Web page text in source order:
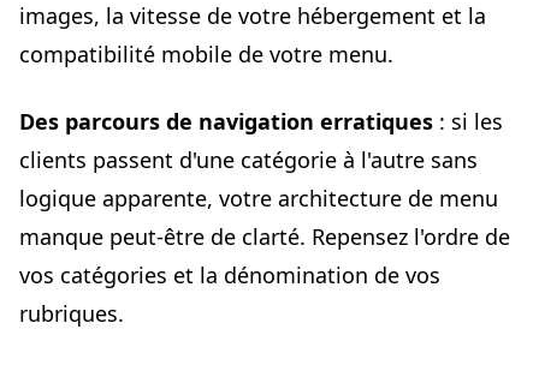
images, la vitesse de votre hébergement et la
compatibilité mobile de votre menu.
Des parcours de navigation erratiques : si les
clients passent d'une catégorie à l'autre sans
logique apparente, votre architecture de menu
manque peut-être de clarté. Repensez l'ordre de
vos catégories et la dénomination de vos
rubriques.